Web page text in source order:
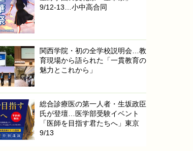
9/12-13…小中高合同
関西学院・初の全学校説明会…教
育現場から語られた「一貫教育の
魅力とこれから」
総合診療医の第一人者・生坂政臣
氏が登壇…医学部受験イベント
「医師を目指す君たちへ」東京
9/13